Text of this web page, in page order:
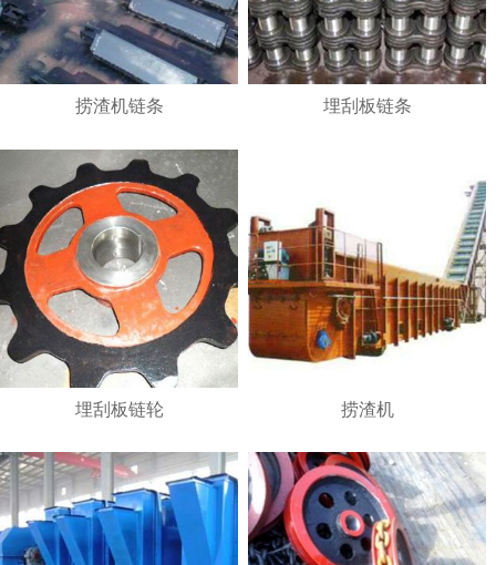
捞渣机链条 埋刮板链条
埋刮板链轮 捞渣机